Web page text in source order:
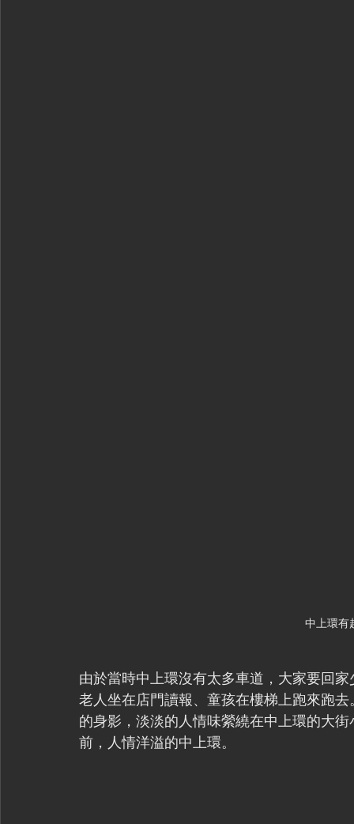
中上環有
由於當時中上環沒有太多車道，大家要回
老人坐在店門讀報、童孩在樓梯上跑來跑
的身影，淡淡的人情味縈繞在中上環的大
前，人情洋溢的中上環。